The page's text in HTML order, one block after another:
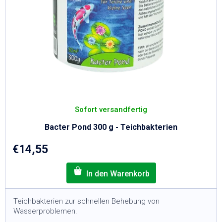
Bacter Pond 300 g - Teichbakterien
Sofort versandfertig
€14,55
Teichbakterien zur schnellen Behebung von
Wasserproblemen.